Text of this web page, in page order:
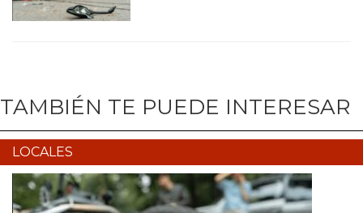
TAMBIÉN TE PUEDE INTERESAR
LOCALES